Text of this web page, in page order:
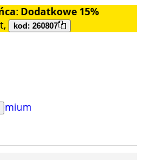
: Dodatkowe 15%
kod: 260807